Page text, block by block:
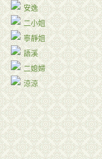
安逸
二小姐
寧靜姐
語溪
二媳婦
涼涼